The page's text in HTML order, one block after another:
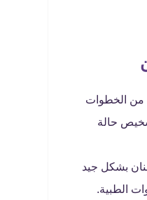
من الخطوات
حالة
بشكل جيد
الطبية.